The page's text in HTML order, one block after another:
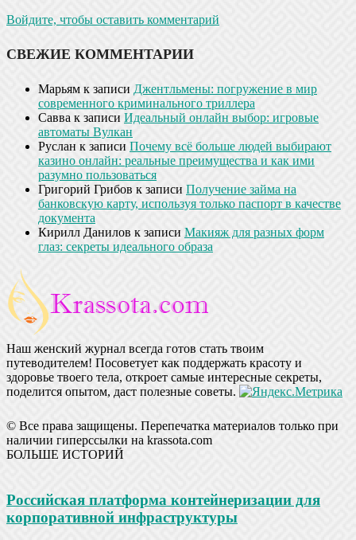
Войдите, чтобы оставить комментарий
СВЕЖИЕ КОММЕНТАРИИ
Марьям к записи Джентльмены: погружение в мир
современного криминального триллера
Савва к записи Идеальный онлайн выбор: игровые
автоматы Вулкан
Руслан к записи Почему всё больше людей выбирают
казино онлайн: реальные преимущества и как ими
разумно пользоваться
Григорий Грибов к записи Получение займа на
банковскую карту, используя только паспорт в качестве
документа
Кирилл Данилов к записи Макияж для разных форм
глаз: секреты идеального образа
Наш женский журнал всегда готов стать твоим
путеводителем! Посоветует как поддержать красоту и
здоровье твоего тела, откроет самые интересные секреты,
поделится опытом, даст полезные советы.
© Все права защищены. Перепечатка материалов только при
наличии гиперссылки на krassota.com
БОЛЬШЕ ИСТОРИЙ
Российская платформа контейнеризации для
корпоративной инфраструктуры